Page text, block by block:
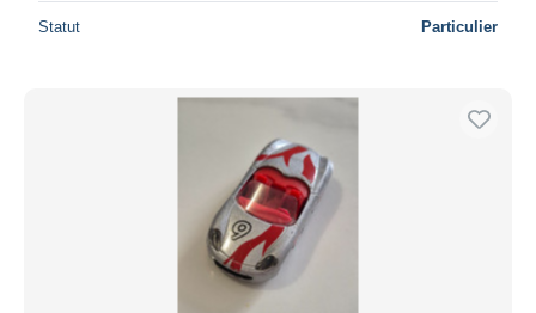
Statut Particulier